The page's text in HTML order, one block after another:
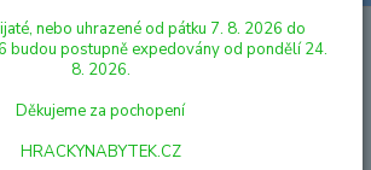
Vesmírný raketoplán 14 cm kov na zpětný
a zvukem
14 cm kov
na baterie se
nebo uhrazené od pátku 7. 8. 2026 do
budou postupně expedovány od pondělí 24.
8. 2026.
Děkujeme za pochopení
HRACKYNABYTEK.CZ